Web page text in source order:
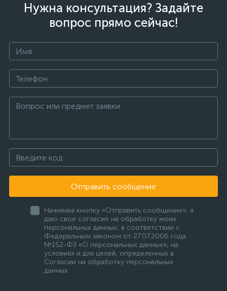
Нужна консультация? Задайте
вопрос прямо сейчас!
Отправить сообщение
Нажимая кнопку «Отправить сообщение», я
даю свое согласие на обработку моих
персональных данных, в соответствии с
Федеральным законом от 27.07.2006 года
№152-ФЗ «О персональных данных», на
условиях и для целей, определенных в
Согласии на обработку персональных
данных